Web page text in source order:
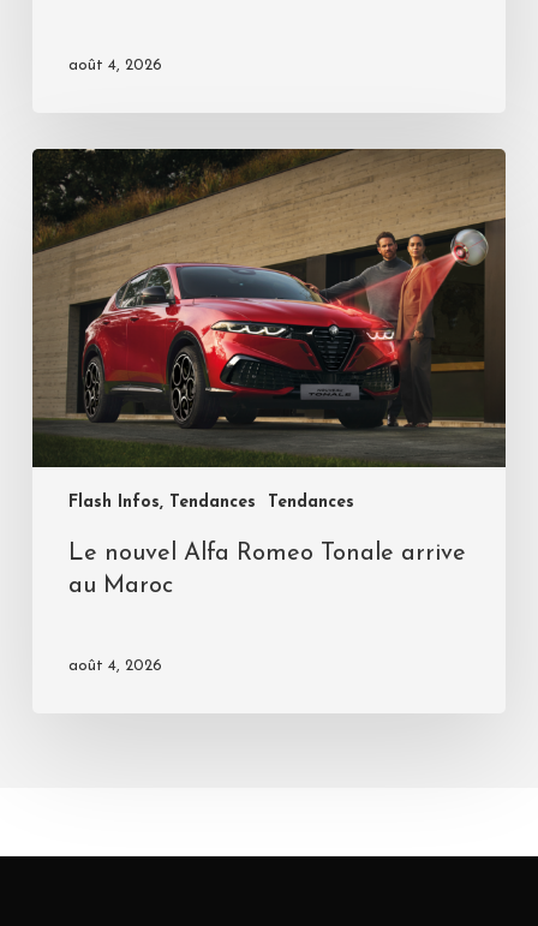
août 4, 2026
Flash Infos, Tendances Tendances
Le nouvel Alfa Romeo Tonale arrive
au Maroc
août 4, 2026